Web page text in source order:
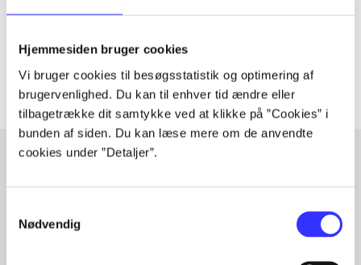
Hjemmesiden bruger cookies
Vi bruger cookies til besøgsstatistik og optimering af
brugervenlighed. Du kan til enhver tid ændre eller
tilbagetrække dit samtykke ved at klikke på ”Cookies” i
bunden af siden. Du kan læse mere om de anvendte
cookies under ”Detaljer”.
Nødvendig
Artiklerne i handler ofte om
Fra